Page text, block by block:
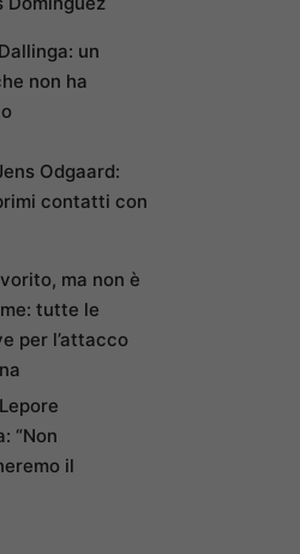
un
non ha
Odgaard:
contatti con
ma non è
tutte le
per l’attacco
“Non
il